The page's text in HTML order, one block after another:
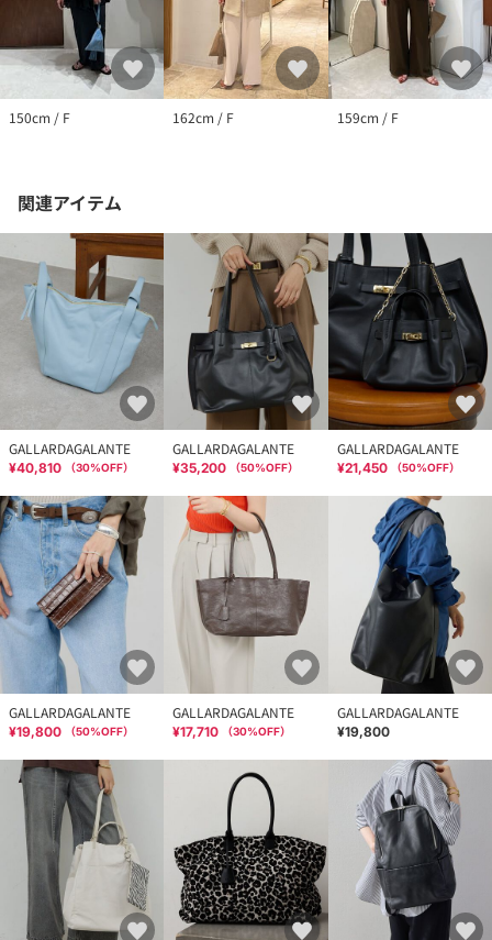
150cm / F 162cm / F 159cm / F
関連アイテム
GALLARDAGALANTE
¥40,810 （30%OFF）
GALLARDAGALANTE
¥35,200 （50%OFF）
GALLARDAGALANTE
¥21,450 （50%OFF）
GALLARDAGALANTE
¥19,800 （50%OFF）
GALLARDAGALANTE
¥17,710 （30%OFF）
GALLARDAGALANTE
¥19,800